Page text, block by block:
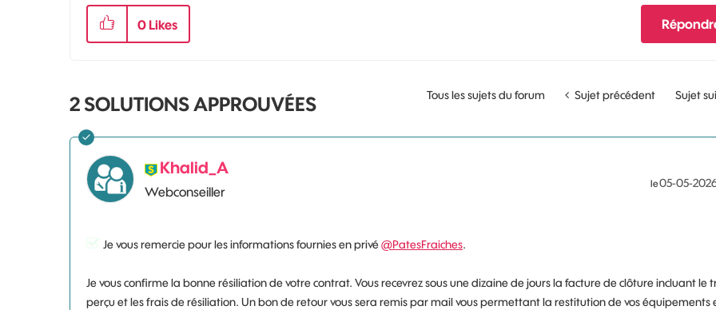
0 Likes
Tous les sujets du forum Sujet précédent Sujet
2 SOLUTIONS APPROUVÉES
Khalid_A
Webconseiller
le‎05-05-
Je vous remercie pour les informations fournies en privé@PatesFraiches.
Je vous confirme la bonne résiliation de votre contrat. Vous recevrez sous une dizaine de jours la facture de clôture incluant le
perçu et les frais de résiliation. Un bon de retour vous sera remis par mail vous permettant la restitution de vos équipements